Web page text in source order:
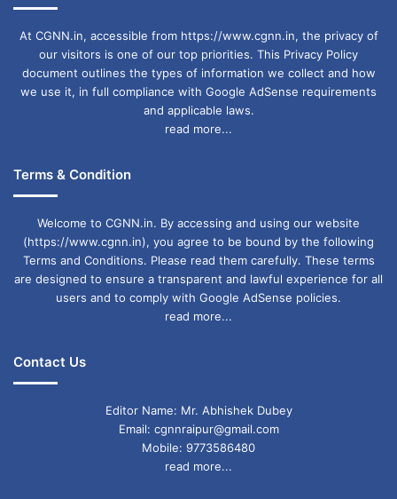
At CGNN.in, accessible from https://www.cgnn.in, the privacy of
our visitors is one of our top priorities. This Privacy Policy
document outlines the types of information we collect and how
we use it, in full compliance with Google AdSense requirements
and applicable laws.
read more...
Terms & Condition
Welcome to CGNN.in. By accessing and using our website
(https://www.cgnn.in), you agree to be bound by the following
Terms and Conditions. Please read them carefully. These terms
are designed to ensure a transparent and lawful experience for all
users and to comply with Google AdSense policies.
read more...
Contact Us
Editor Name: Mr. Abhishek Dubey
Email: cgnnraipur@gmail.com
Mobile: 9773586480
read more...